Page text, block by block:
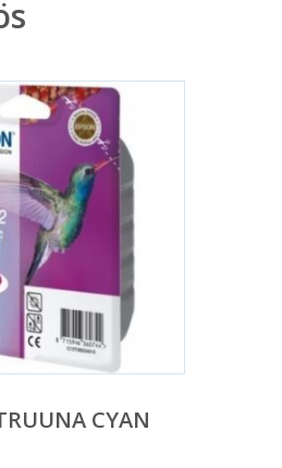
CYAN